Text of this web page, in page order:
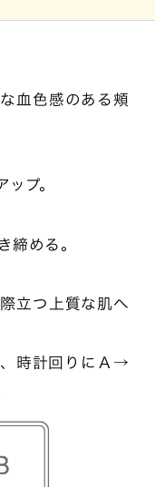
血色感のある頬
プ。
締める。
立つ上質な肌へ
時計回りにＡ→